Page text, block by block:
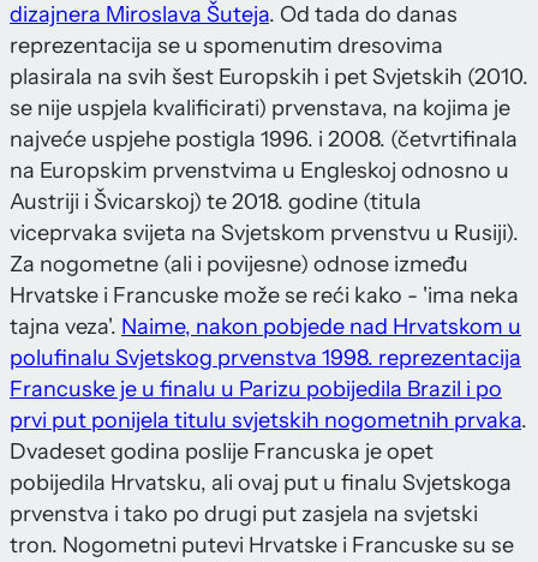
dizajnera Miroslava Šuteja. Od tada do danas
reprezentacija se u spomenutim dresovima
plasirala na svih šest Europskih i pet Svjetskih (2010.
se nije uspjela kvalificirati) prvenstava, na kojima je
najveće uspjehe postigla 1996. i 2008. (četvrtifinala
na Europskim prvenstvima u Engleskoj odnosno u
Austriji i Švicarskoj) te 2018. godine (titula
viceprvaka svijeta na Svjetskom prvenstvu u Rusiji).
Za nogometne (ali i povijesne) odnose između
Hrvatske i Francuske može se reći kako - 'ima neka
tajna veza'. Naime, nakon pobjede nad Hrvatskom u
polufinalu Svjetskog prvenstva 1998. reprezentacija
Francuske je u finalu u Parizu pobijedila Brazil i po
prvi put ponijela titulu svjetskih nogometnih prvaka.
Dvadeset godina poslije Francuska je opet
pobijedila Hrvatsku, ali ovaj put u finalu Svjetskoga
prvenstva i tako po drugi put zasjela na svjetski
tron. Nogometni putevi Hrvatske i Francuske su se